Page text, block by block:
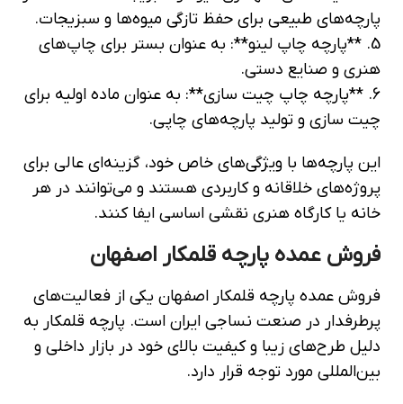
پارچه‌های طبیعی برای حفظ تازگی میوه‌ها و سبزیجات.
5. **پارچه چاپ لینو**: به عنوان بستر برای چاپ‌های
هنری و صنایع دستی.
6. **پارچه چاپ چیت سازی**: به عنوان ماده اولیه برای
چیت سازی و تولید پارچه‌های چاپی.
این پارچه‌ها با ویژگی‌های خاص خود، گزینه‌ای عالی برای
پروژه‌های خلاقانه و کاربردی هستند و می‌توانند در هر
خانه یا کارگاه هنری نقشی اساسی ایفا کنند.
فروش عمده پارچه قلمکار اصفهان
فروش عمده پارچه قلمکار اصفهان یکی از فعالیت‌های
پرطرفدار در صنعت نساجی ایران است. پارچه‌ قلمکار به
دلیل طرح‌های زیبا و کیفیت بالای خود در بازار داخلی و
بین‌المللی مورد توجه قرار دارد.